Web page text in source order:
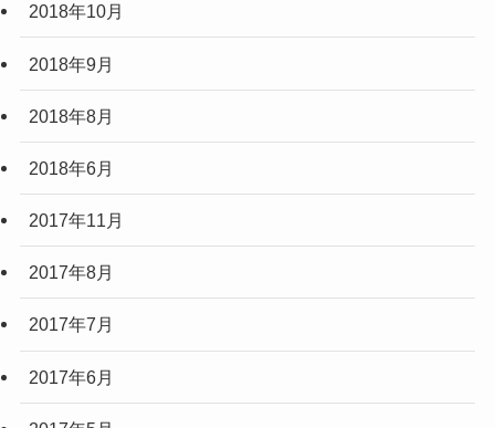
2018年10月
2018年9月
2018年8月
2018年6月
2017年11月
2017年8月
2017年7月
2017年6月